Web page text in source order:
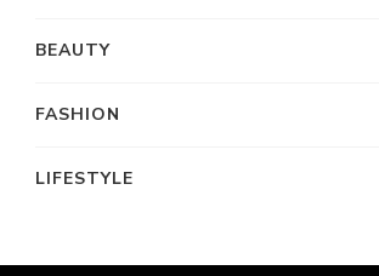
BEAUTY
FASHION
LIFESTYLE